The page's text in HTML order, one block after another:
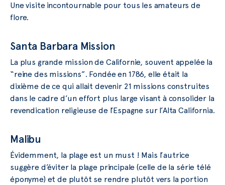
Une visite incontournable pour tous les amateurs de
flore.
Santa Barbara Mission
La plus grande mission de Californie, souvent appelée la
“reine des missions”. Fondée en 1786, elle était la
dixième de ce qui allait devenir 21 missions construites
dans le cadre d’un effort plus large visant à consolider la
revendication religieuse de l’Espagne sur l’Alta California.
Malibu
Évidemment, la plage est un must ! Mais l’autrice
suggère d’éviter la plage principale (celle de la série télé
éponyme) et de plutôt se rendre plutôt vers la portion